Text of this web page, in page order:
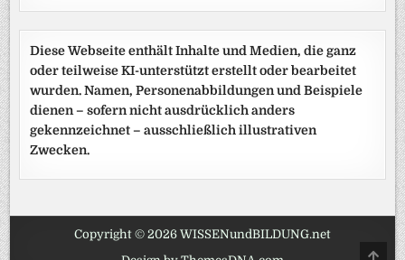
Diese Webseite enthält Inhalte und Medien, die ganz
oder teilweise KI-unterstützt erstellt oder bearbeitet
wurden. Namen, Personenabbildungen und Beispiele
dienen – sofern nicht ausdrücklich anders
gekennzeichnet – ausschließlich illustrativen
Zwecken.
Copyright © 2026 WISSENundBILDUNG.net